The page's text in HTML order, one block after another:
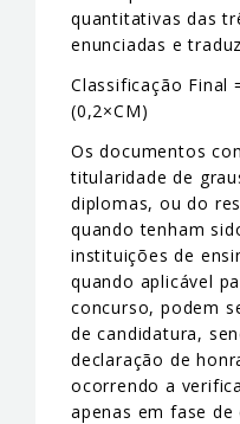
quantitativas das
enunciadas e
Classificação Final
(0,2×CM)
Os documentos
titularidade de
diplomas, ou do
quando tenham
instituições de
quando aplicável
concurso, podem
de candidatura,
declaração de
ocorrendo a
apenas em fase